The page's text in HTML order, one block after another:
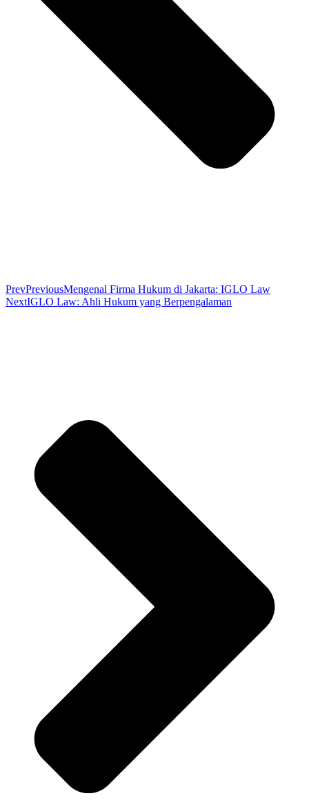
PrevPreviousMengenal Firma Hukum di Jakarta: IGLO Law
NextIGLO Law: Ahli Hukum yang Berpengalaman